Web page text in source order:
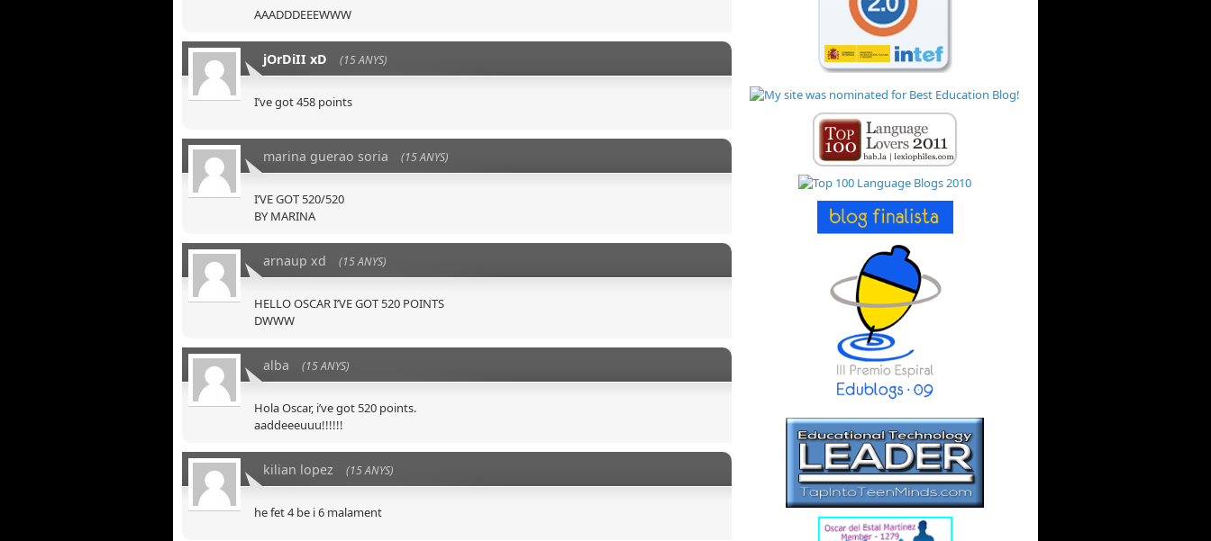
AAADDDEEEWWW
jOrDiII xD (15 ANYS)
I’ve got 458 points
marina guerao soria (15 ANYS)
I’VE GOT 520/520
BY MARINA
arnaup xd (15 ANYS)
HELLO OSCAR I’VE GOT 520 POINTS
DWWW
alba (15 ANYS)
Hola Oscar, i’ve got 520 points.
aaddeeeuuu!!!!!!
kilian lopez (15 ANYS)
he fet 4 be i 6 malament